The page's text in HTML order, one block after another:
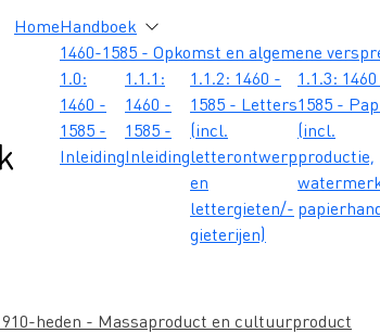
Hoofdnavigatie
HomeHandboek
1460-1585 - Opkomst en algemene
1.0:
1460 -
1585 -
Inleiding
1.1.1:
1460 -
1585 -
Inleiding
1.1.2: 1460 -
1585 - Letters
(incl.
letterontwerp
en
lettergieten/-
gieterijen)
1.1.3:
1585 -
(incl.
productie,
heden - Massaproduct en cultuurproduct